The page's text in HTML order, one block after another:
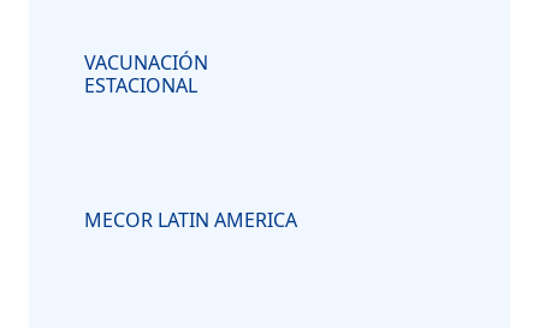
VACUNACIÓN
ESTACIONAL
MECOR LATIN AMERICA